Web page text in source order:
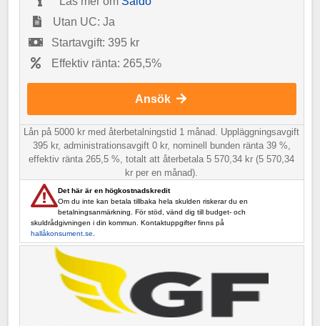
Utan UC: Ja
Startavgift: 395 kr
Effektiv ränta: 265,5%
Ansök
Lån på 5000 kr med återbetalningstid 1 månad. Uppläggningsavgift
395 kr, administrationsavgift 0 kr, nominell bunden ränta 39 %,
effektiv ränta 265,5 %, totalt att återbetala 5 570,34 kr (5 570,34
kr per en månad).
Det här är en högkostnadskredit
Om du inte kan betala tillbaka hela skulden riskerar du en
betalningsanmärkning. För stöd, vänd dig till budget- och
skuldrådgivningen i din kommun. Kontaktuppgifter finns på
hallåkonsument.se